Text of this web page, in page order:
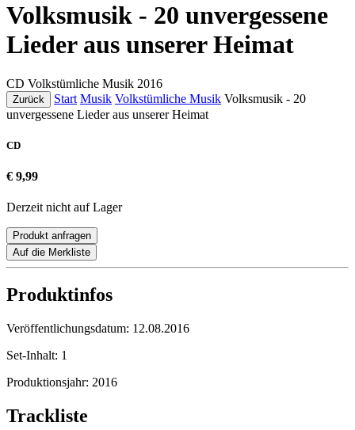
Volksmusik - 20 unvergessene
Lieder aus unserer Heimat
CD Volkstümliche Musik 2016
Zurück Start Musik Volkstümliche Musik Volksmusik - 20
unvergessene Lieder aus unserer Heimat
CD
€ 9,99
Derzeit nicht auf Lager
Produkt anfragen
Auf die Merkliste
Produktinfos
Veröffentlichungsdatum: 12.08.2016
Set-Inhalt: 1
Produktionsjahr: 2016
Trackliste